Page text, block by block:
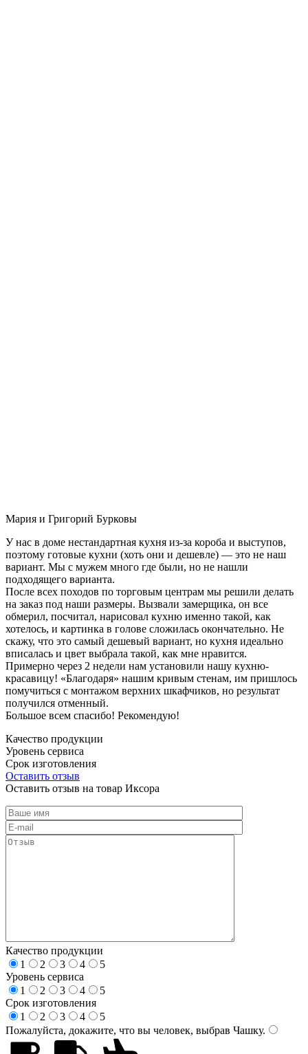
Мария и Григорий Бурковы
У нас в доме нестандартная кухня из-за короба и выступов,
поэтому готовые кухни (хоть они и дешевле) — это не наш
вариант. Мы с мужем много где были, но не нашли
подходящего варианта.
После всех походов по торговым центрам мы решили делать
на заказ под наши размеры. Вызвали замерщика, он все
обмерил, посчитал, нарисовал кухню именно такой, как
хотелось, и картинка в голове сложилась окончательно. Не
скажу, что это самый дешевый вариант, но кухня идеально
вписалась и цвет выбрала такой, как мне нравится.
Примерно через 2 недели нам установили нашу кухню-
красавицу! «Благодаря» нашим кривым стенам, им пришлось
помучиться с монтажом верхних шкафчиков, но результат
получился отменный.
Большое всем спасибо! Рекомендую!
Качество продукции
Уровень сервиса
Срок изготовления
Оставить отзыв
Оставить отзыв на товар Иксора
Качество продукции
1
2 3 4
5
Уровень сервиса
1
2 3 4
5
Срок изготовления
1
2 3 4
5
Пожалуйста, докажите, что вы человек, выбрав Чашку.